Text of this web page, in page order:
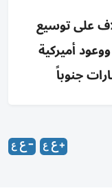
خلاف على توسيع
أميركية
جنوباً